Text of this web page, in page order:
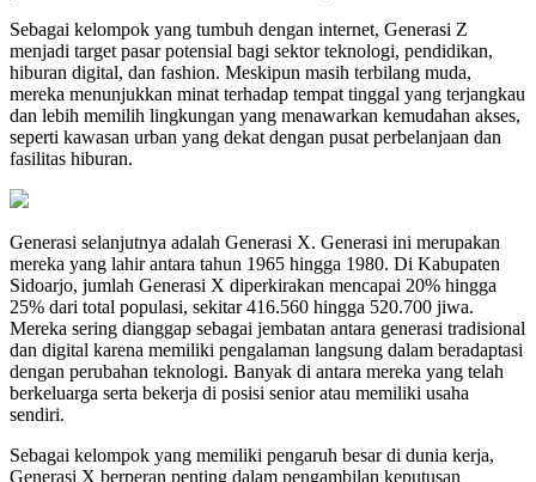
Sebagai kelompok yang tumbuh dengan internet, Generasi Z
menjadi target pasar potensial bagi sektor teknologi, pendidikan,
hiburan digital, dan fashion. Meskipun masih terbilang muda,
mereka menunjukkan minat terhadap tempat tinggal yang terjangkau
dan lebih memilih lingkungan yang menawarkan kemudahan akses,
seperti kawasan urban yang dekat dengan pusat perbelanjaan dan
fasilitas hiburan.
Generasi selanjutnya adalah Generasi X. Generasi ini merupakan
mereka yang lahir antara tahun 1965 hingga 1980. Di Kabupaten
Sidoarjo, jumlah Generasi X diperkirakan mencapai 20% hingga
25% dari total populasi, sekitar 416.560 hingga 520.700 jiwa.
Mereka sering dianggap sebagai jembatan antara generasi tradisional
dan digital karena memiliki pengalaman langsung dalam beradaptasi
dengan perubahan teknologi. Banyak di antara mereka yang telah
berkeluarga serta bekerja di posisi senior atau memiliki usaha
sendiri.
Sebagai kelompok yang memiliki pengaruh besar di dunia kerja,
Generasi X berperan penting dalam pengambilan keputusan